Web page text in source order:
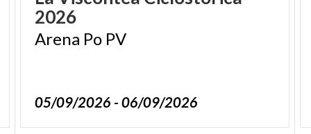
2026
Arena Po PV
05/09/2026 - 06/09/2026